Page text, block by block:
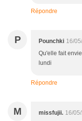
Répondre
P Pounchki 16/
Qu'elle fait
lundi
Répondre
M missfujii. 16/